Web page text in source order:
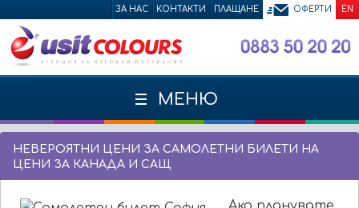
ЗА НАС КОНТАКТИ ПЛАЩАНЕ ОФЕРТИ EN
МЕНЮ
НЕВЕРОЯТНИ ЦЕНИ ЗА САМОЛЕТНИ БИЛЕТИ НА
ЦЕНИ ЗА КАНАДА И САЩ